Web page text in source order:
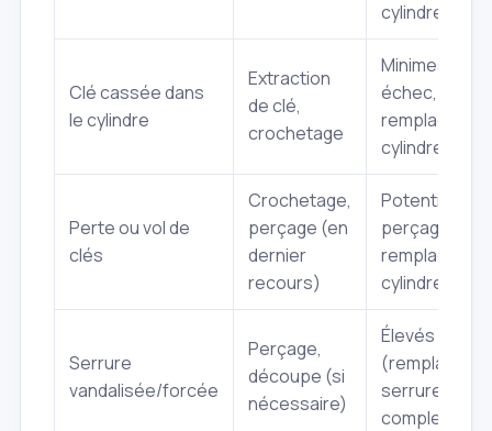
cylindre)
Clé cassée dans
le cylindre
Extraction
de clé,
crochetage
Minimes (si
échec,
cylindre)
Perte ou vol de
clés
Crochetage,
perçage (en
dernier
recours)
Potentiels (si
perçage,
cylindre)
Serrure
vandalisée/forcée
Perçage,
découpe (si
nécessaire)
Élevés
serrure
complet)